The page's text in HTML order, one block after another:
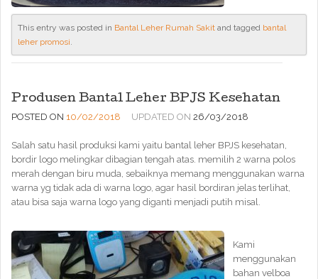
This entry was posted in Bantal Leher Rumah Sakit and tagged bantal
leher promosi.
Produsen Bantal Leher BPJS Kesehatan
POSTED ON 10/02/2018 UPDATED ON 26/03/2018
Salah satu hasil produksi kami yaitu bantal leher BPJS kesehatan,
bordir logo melingkar dibagian tengah atas. memilih 2 warna polos
merah dengan biru muda, sebaiknya memang menggunakan warna
warna yg tidak ada di warna logo, agar hasil bordiran jelas terlihat,
atau bisa saja warna logo yang diganti menjadi putih misal.
Kami
menggunakan
bahan velboa